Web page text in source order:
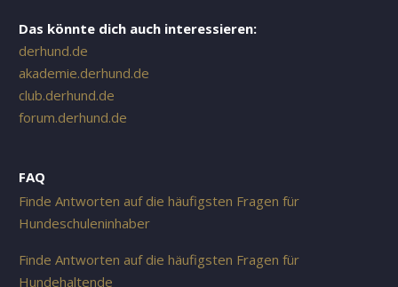
Das könnte dich auch interessieren:
derhund.de
akademie.derhund.de
club.derhund.de
forum.derhund.de
FAQ
Finde Antworten auf die häufigsten Fragen für
Hundeschuleninhaber
Finde Antworten auf die häufigsten Fragen für
Hundehaltende